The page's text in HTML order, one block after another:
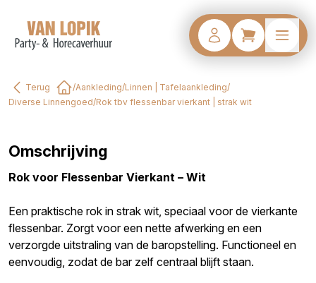
Terug
Home
/Aankleding/Linnen | Tafelaankleding/
Diverse Linnengoed/Rok tbv flessenbar vierkant | strak wit
Omschrijving
Rok voor Flessenbar Vierkant – Wit
Een praktische rok in strak wit, speciaal voor de vierkante
flessenbar. Zorgt voor een nette afwerking en een
verzorgde uitstraling van de baropstelling. Functioneel en
eenvoudig, zodat de bar zelf centraal blijft staan.